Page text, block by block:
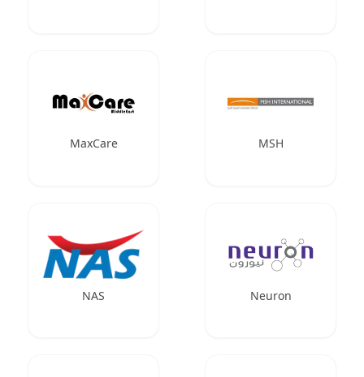
MaxCare MSH
NAS Neuron